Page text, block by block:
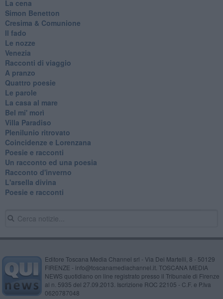
La cena
Simon Benetton
Cresima & Comunione
Il fado
Le nozze
Venezia
Racconti di viaggio
A pranzo
Quattro poesie
Le parole
La casa al mare
Bel mi' morì
Villa Paradiso
Plenilunio ritrovato
Coincidenze e Lorenzana
Poesie e racconti
Un racconto ed una poesia
Racconto d'inverno
​L'arsella divina
Poesie e racconti
Editore Toscana Media Channel srl - Via Dei Martelli, 8 - 50129
FIRENZE - info@toscanamediachannel.it. TOSCANA MEDIA
NEWS quotidiano on line registrato presso il Tribunale di Firenze
al n. 5935 del 27.09.2013. Iscrizione ROC 22105 - C.F. e P.Iva
0620787048